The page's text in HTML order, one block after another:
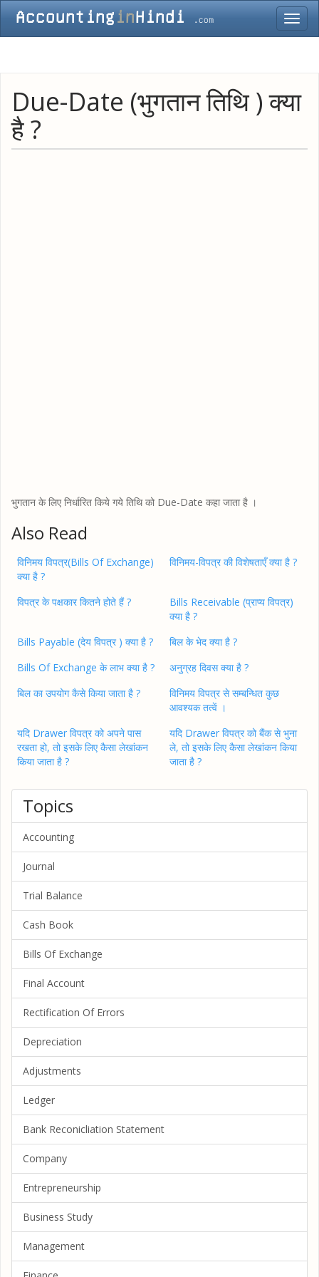
Due-Date (भुगतान तिथि ) क्या
है ?
भुगतान के लिए निर्धारित किये गये तिथि को Due-Date कहा जाता है ।
Also Read
विनिमय विपत्र(Bills Of Exchange)
क्या है ?
विनिमय-विपत्र की विशेषताएँ क्या है ?
विपत्र के पक्षकार कितने होते हैं ?
Bills Receivable (प्राप्य विपत्र)
क्या है ?
Bills Payable (देय विपत्र ) क्या है ?
बिल के भेद क्या है ?
Bills Of Exchange के लाभ क्या है ?
अनुग्रह दिवस क्या है ?
बिल का उपयोग कैसे किया जाता है ?
विनिमय विपत्र से सम्बन्धित कुछ
आवश्यक तत्वें ।
यदि Drawer विपत्र को अपने पास
रखता हो, तो इसके लिए कैसा लेखांकन
किया जाता है ?
यदि Drawer विपत्र को बैंक से भुना
ले, तो इसके लिए कैसा लेखांकन किया
जाता है ?
Topics
Accounting
Journal
Trial Balance
Cash Book
Bills Of Exchange
Final Account
Rectification Of Errors
Depreciation
Adjustments
Ledger
Bank Reconicliation Statement
Company
Entrepreneurship
Business Study
Management